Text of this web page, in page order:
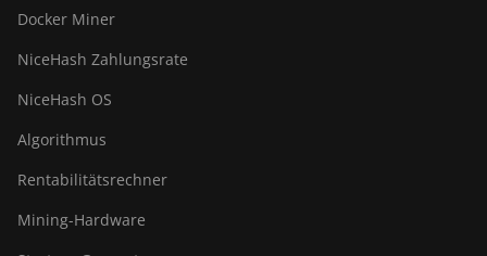
Docker Miner
NiceHash Zahlungsrate
NiceHash OS
Algorithmus
Rentabilitätsrechner
Mining-Hardware